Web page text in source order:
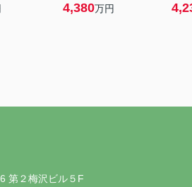
4,380万円
第２梅沢ビル５F